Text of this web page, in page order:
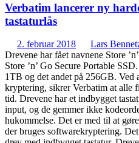
Verbatim lancerer ny
tastaturlås
2. februar 2018
Lars
Drevene har fået navnene Store
Store ’n’ Go Secure Portable
1TB og det andet på 256GB. Ved
kryptering, sikrer Verbatim at alle
tid. Drevene har et indbygget
input, og de gemmer ikke
hukommelse. Det er med til at
der bruges softwarekryptering.